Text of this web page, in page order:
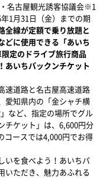
名古屋観光誘客協議会※1
1月31日（金）までの期
全線が定額で乗り放題と
どに使用できる「あいち
定のドライブ旅行商品
あいちパックンチケット
速道路と名古屋高速道路
愛知県内の「金シャチ横
など、指定の場所でグル
チケット」は、6,600円分
コースでは4,000円でお得
いを食べよう！あいちパ
いただき、魅力あふれる